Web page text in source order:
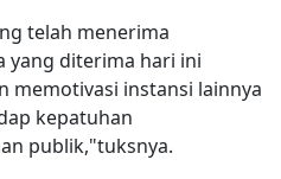
telah menerima
yang diterima hari ini
memotivasi instansi lainnya
kepatuhan
publik,"tuksnya.